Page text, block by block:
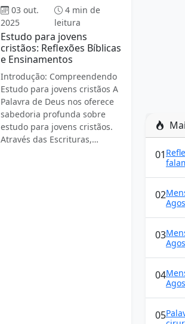
03 out.
2025
4 min de
leitura
Estudo para jovens
cristãos: Reflexões Bíblicas
e Ensinamentos
Introdução: Compreendendo
Estudo para jovens cristãos A
Palavra de Deus nos oferece
sabedoria profunda sobre
estudo para jovens cristãos.
Através das Escrituras,…
01
02
03
04
05